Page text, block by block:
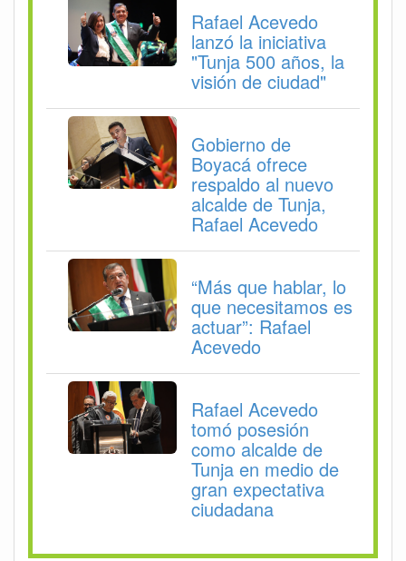
Rafael Acevedo
lanzó la iniciativa
"Tunja 500 años, la
visión de ciudad"
Gobierno de
Boyacá ofrece
respaldo al nuevo
alcalde de Tunja,
Rafael Acevedo
“Más que hablar, lo
que necesitamos es
actuar”: Rafael
Acevedo
Rafael Acevedo
tomó posesión
como alcalde de
Tunja en medio de
gran expectativa
ciudadana